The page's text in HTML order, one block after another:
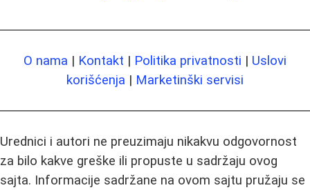
O nama | Kontakt | Politika privatnosti | Uslovi
korišćenja | Marketinški servisi
Urednici i autori ne preuzimaju nikakvu odgovornost
za bilo kakve greške ili propuste u sadržaju ovog
sajta. Informacije sadržane na ovom sajtu pružaju se